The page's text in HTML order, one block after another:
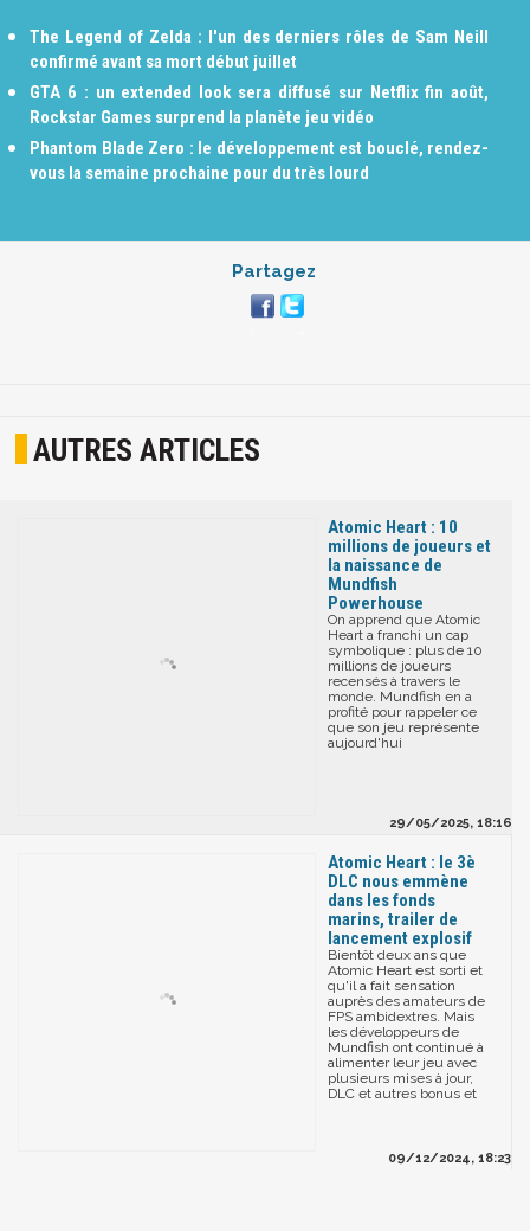
The Legend of Zelda : l'un des derniers rôles de Sam Neill
confirmé avant sa mort début juillet
GTA 6 : un extended look sera diffusé sur Netflix fin août,
Rockstar Games surprend la planète jeu vidéo
Phantom Blade Zero : le développement est bouclé, rendez-
vous la semaine prochaine pour du très lourd
Partagez
AUTRES ARTICLES
Atomic Heart : 10
millions de joueurs et
la naissance de
Mundfish
Powerhouse
On apprend que Atomic
Heart a franchi un cap
symbolique : plus de 10
millions de joueurs
recensés à travers le
monde. Mundfish en a
profité pour rappeler ce
que son jeu représente
aujourd'hui
29/05/2025, 18:16
Atomic Heart : le 3è
DLC nous emmène
dans les fonds
marins, trailer de
lancement explosif
Bientôt deux ans que
Atomic Heart est sorti et
qu'il a fait sensation
auprès des amateurs de
FPS ambidextres. Mais
les développeurs de
Mundfish ont continué à
alimenter leur jeu avec
plusieurs mises à jour,
DLC et autres bonus et
09/12/2024, 18:23